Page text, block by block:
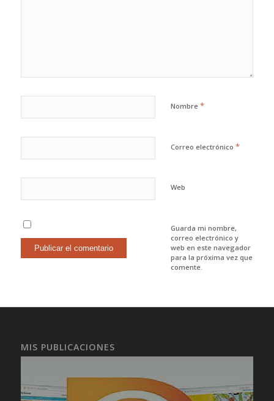
Nombre *
Correo electrónico *
Web
Guarda mi nombre,
correo electrónico y
web en este navegador
para la próxima vez que
comente.
MIS PUBLICACIONES